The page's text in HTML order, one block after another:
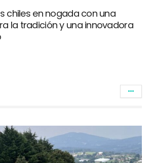
chiles en nogada con una
la tradición y una innovadora